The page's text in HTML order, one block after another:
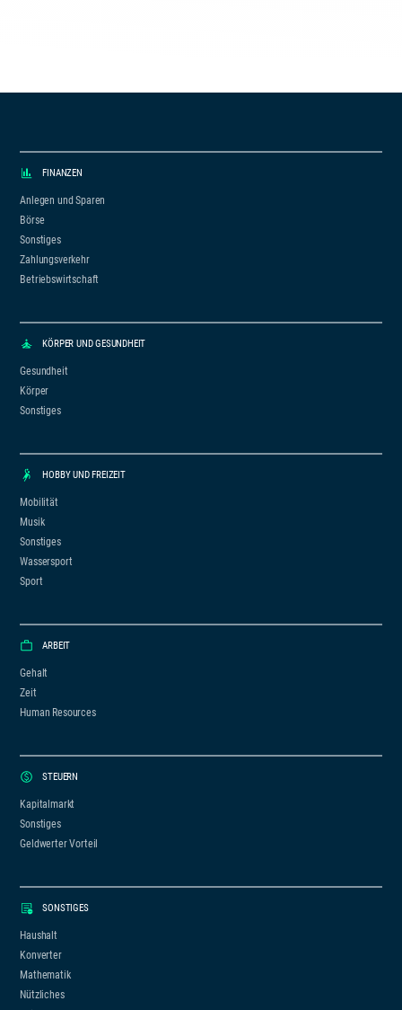
FINANZEN
Anlegen und Sparen
Börse
Sonstiges
Zahlungsverkehr
Betriebswirtschaft
KÖRPER UND GESUNDHEIT
Gesundheit
Körper
Sonstiges
HOBBY UND FREIZEIT
Mobilität
Musik
Sonstiges
Wassersport
Sport
ARBEIT
Gehalt
Zeit
Human Resources
STEUERN
Kapitalmarkt
Sonstiges
Geldwerter Vorteil
SONSTIGES
Haushalt
Konverter
Mathematik
Nützliches